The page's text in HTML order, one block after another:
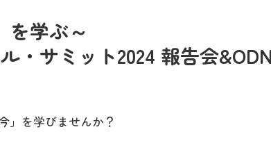
を学ぶ～
・サミット2024 報告会
」を学びませんか？